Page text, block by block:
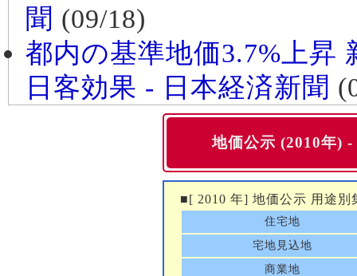
聞 (09/18)
都内の基準地価3.7%上昇
日客効果 - 日本経済新聞
地価公示 (2010年)
■[ 2010 年] 地価公示 用途別
住宅地
宅地見込地
商業地